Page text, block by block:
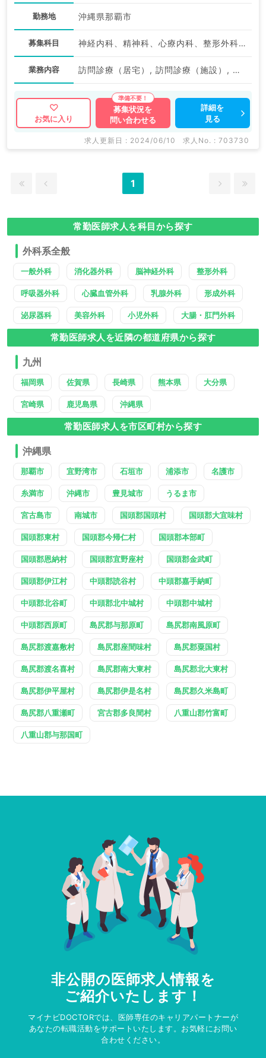
勤務地 沖縄県那覇市
募集科目 神経内科、精神科、心療内科、整形外科、形成外科、美容外科、脳神経外科、呼吸器外科、心臓血管外科、小児外科、皮膚科、泌尿器科、一般内科、循環器内科、呼吸器内科、消化器内科、内分泌・代謝内科、腎臓内科、老年内科、外科系全般、一般外科、消化器外科、乳腺外科、膠原病科、スポーツ整形外科、大腸・肛門外科、脊髄・脊椎外科
業務内容 訪問診療（居宅）, 訪問診療（施設）, その他
お気に入り
募集状況を
問い合わせる
詳細を
見る
求人更新日 : 2024/06/10 求人No. : 703730
1
常勤医師求人を科目から探す
外科系全般
一般外科 消化器外科 脳神経外科 整形外科
呼吸器外科 心臓血管外科 乳腺外科 形成外科
泌尿器科 美容外科 小児外科 大腸・肛門外科
常勤医師求人を近隣の都道府県から探す
九州
福岡県 佐賀県 長崎県 熊本県 大分県
宮崎県 鹿児島県 沖縄県
常勤医師求人を市区町村から探す
沖縄県
那覇市 宜野湾市 石垣市 浦添市 名護市
糸満市 沖縄市 豊見城市 うるま市
宮古島市 南城市 国頭郡国頭村 国頭郡大宜味村
国頭郡東村 国頭郡今帰仁村 国頭郡本部町
国頭郡恩納村 国頭郡宜野座村 国頭郡金武町
国頭郡伊江村 中頭郡読谷村 中頭郡嘉手納町
中頭郡北谷町 中頭郡北中城村 中頭郡中城村
中頭郡西原町 島尻郡与那原町 島尻郡南風原町
島尻郡渡嘉敷村 島尻郡座間味村 島尻郡粟国村
島尻郡渡名喜村 島尻郡南大東村 島尻郡北大東村
島尻郡伊平屋村 島尻郡伊是名村 島尻郡久米島町
島尻郡八重瀬町 宮古郡多良間村 八重山郡竹富町
八重山郡与那国町
非公開の医師求人情報を
ご紹介いたします！
マイナビDOCTORでは、医師専任のキャリアパートナーが
あなたの転職活動をサポートいたします。お気軽にお問い
合わせください。